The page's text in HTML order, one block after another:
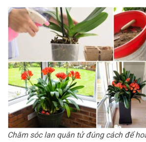
Chăm sóc lan quân tử đúng cách để